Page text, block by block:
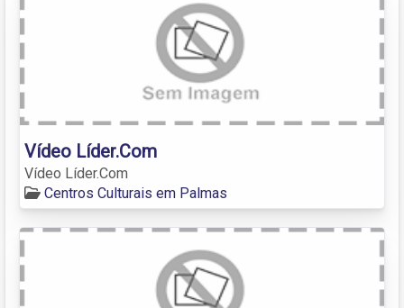
Vídeo Líder.Com
Vídeo Líder.Com
Centros Culturais em Palmas